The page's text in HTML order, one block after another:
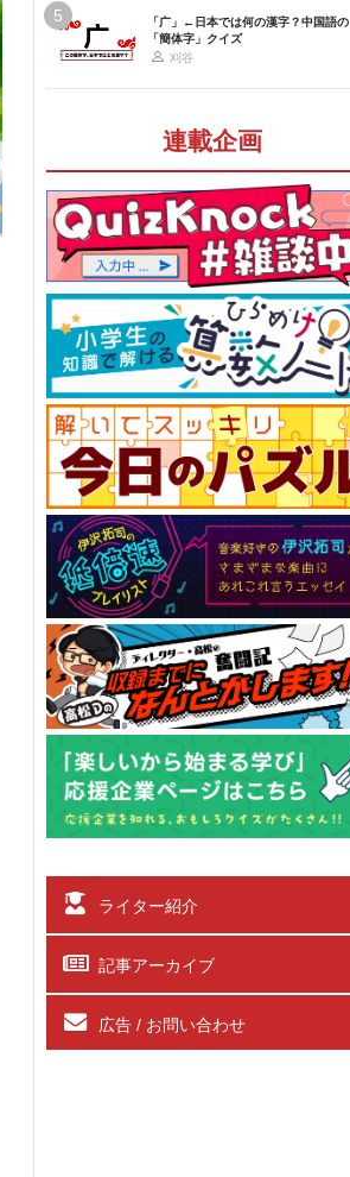
5
「广」←日本では何の漢字？中国語の
「簡体字」クイズ
刈谷
連載企画
ライター紹介
記事アーカイブ
広告 / お問い合わせ